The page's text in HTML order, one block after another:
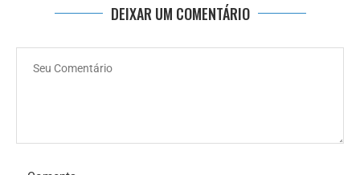
DEIXAR UM COMENTÁRIO